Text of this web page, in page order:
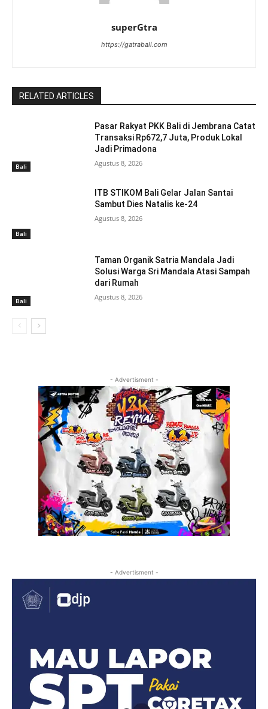
superGtra
https://gatrabali.com
RELATED ARTICLES
Bali
Pasar Rakyat PKK Bali di Jembrana Catat
Transaksi Rp672,7 Juta, Produk Lokal
Jadi Primadona
Agustus 8, 2026
Bali
ITB STIKOM Bali Gelar Jalan Santai
Sambut Dies Natalis ke-24
Agustus 8, 2026
Bali
Taman Organik Satria Mandala Jadi
Solusi Warga Sri Mandala Atasi Sampah
dari Rumah
Agustus 8, 2026
- Advertisment -
- Advertisment -